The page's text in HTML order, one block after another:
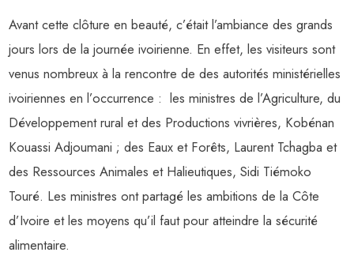
Avant cette clôture en beauté, c’était l’ambiance des grands
jours lors de la journée ivoirienne. En effet, les visiteurs sont
venus nombreux à la rencontre de des autorités ministérielles
ivoiriennes en l’occurrence : les ministres de l’Agriculture, du
Développement rural et des Productions vivrières, Kobénan
Kouassi Adjoumani ; des Eaux et Forêts, Laurent Tchagba et
des Ressources Animales et Halieutiques, Sidi Tiémoko
Touré. Les ministres ont partagé les ambitions de la Côte
d’Ivoire et les moyens qu’il faut pour atteindre la sécurité
alimentaire.